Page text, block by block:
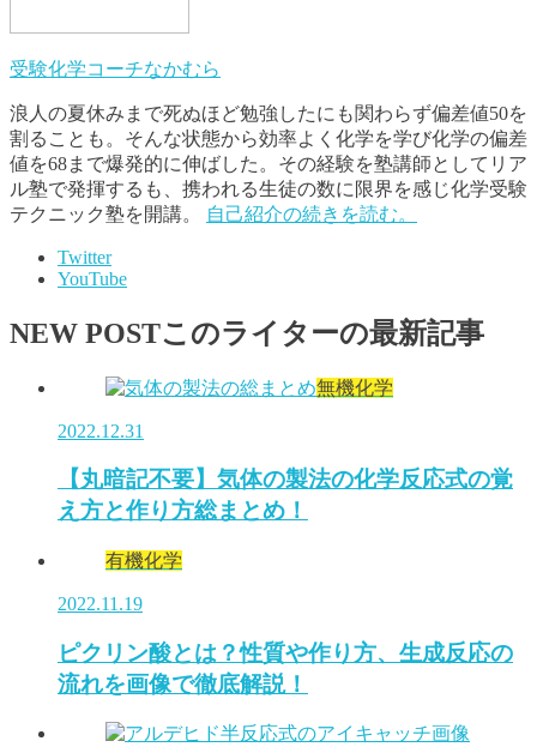
受験化学コーチなかむら
浪人の夏休みまで死ぬほど勉強したにも関わらず偏差値50を
割ることも。そんな状態から効率よく化学を学び化学の偏差
値を68まで爆発的に伸ばした。その経験を塾講師としてリア
ル塾で発揮するも、携われる生徒の数に限界を感じ化学受験
テクニック塾を開講。
自己紹介の続きを読む。
Twitter
YouTube
NEW POSTこのライターの最新記事
無機化学
2022.12.31
【丸暗記不要】気体の製法の化学反応式の覚
え方と作り方総まとめ！
有機化学
2022.11.19
ピクリン酸とは？性質や作り方、生成反応の
流れを画像で徹底解説！